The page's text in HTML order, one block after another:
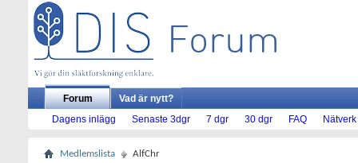
Forum
Dagens inlägg
Senaste 3dgr 7 dgr 30 dgr FAQ Nätverk
Vad är nytt?
Medlemslista AlfChr